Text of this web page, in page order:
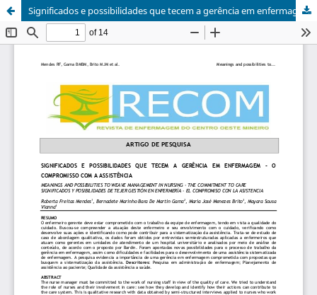
Significados e possibilidades que tecem a gerência em enfermagem - o compromisso com a assistência